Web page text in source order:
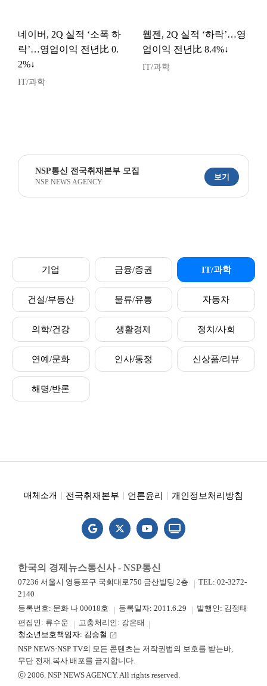
네이버, 2Q 실적 ‘소폭 하
락’…영업이익 전년比 0.
2%↓
IT/과학
웹젠, 2Q 실적 ‘하락’…영
업이익 전년比 8.4%↓
IT/과학
NSP통신 전국취재본부 모집
NSP NEWS AGENCY
보기
기업 금융/증권 IT/과학
건설/부동산 물류/유통 자동차
의학/건강 생활경제 정치/사회
연예/문화 인사/동정 신상품/리뷰
해명/반론
매체소개 전국취재본부 언론윤리 개인정보처리방침
한국의 경제뉴스통신사 - NSP통신
07236 서울시 영등포구 국회대로750 금산빌딩 2층
TEL: 02-3272-
2140
등록번호: 문화 나 00018호
등록일자: 2011.6.29
발행인: 김정태
편집인: 류수운
고충처리인: 강은태
청소년보호책임자: 김승철 launch
NSP NEWS·NSP TV의 모든 콘텐츠는 저작권법의 보호를 받는바,
무단 전재.복사.배포를 금지합니다.
ⓒ 2006. NSP NEWS AGENCY. All rights reserved.